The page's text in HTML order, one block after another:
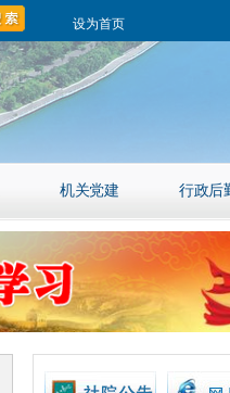
设为首页
机关党建 行政后